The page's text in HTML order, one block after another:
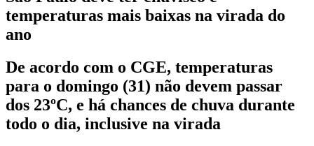
temperaturas mais baixas na virada do
ano
De acordo com o CGE, temperaturas
para o domingo (31) não devem passar
dos 23ºC, e há chances de chuva durante
todo o dia, inclusive na virada